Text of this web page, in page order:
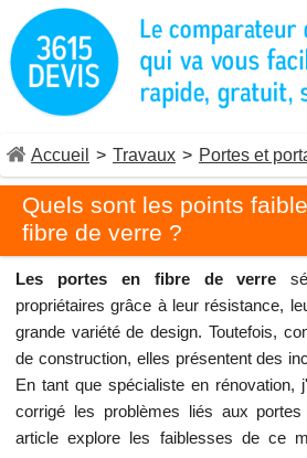
Accueil > Travaux > Portes et
Quels sont les points
fibre de verre ?
Les portes en fibre de verre
propriétaires grâce à leur résistance,
grande variété de design. Toutefois,
de construction, elles présentent des
En tant que spécialiste en rénovation,
corrigé les problèmes liés aux
article explore les faiblesses de ce